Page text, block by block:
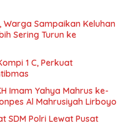
Sampaikan Keluhan
Sering Turun ke
1 C, Perkuat
Imam Yahya Mahrus ke-
Al Mahrusiyah Lirboyo
SDM Polri Lewat Pusat